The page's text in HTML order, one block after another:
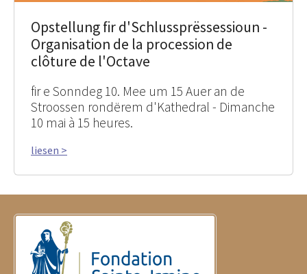
Opstellung fir d'Schlussprëssessioun -
Organisation de la procession de
clôture de l'Octave
fir e Sonndeg 10. Mee um 15 Auer an de
Stroossen rondërem d'Kathedral - Dimanche
10 mai à 15 heures.
liesen >